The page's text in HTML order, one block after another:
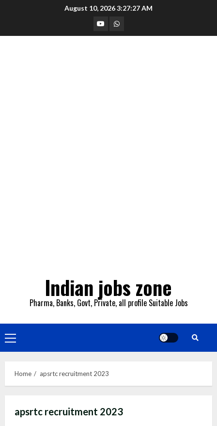
August 10, 20263:27:28 AM
YouTubeWhatsapp
Indian jobs zone
Pharma, Banks, Govt, Private, all profile Suitable Jobs
Primary
Menu
Home apsrtc recruitment 2023
apsrtc recruitment 2023